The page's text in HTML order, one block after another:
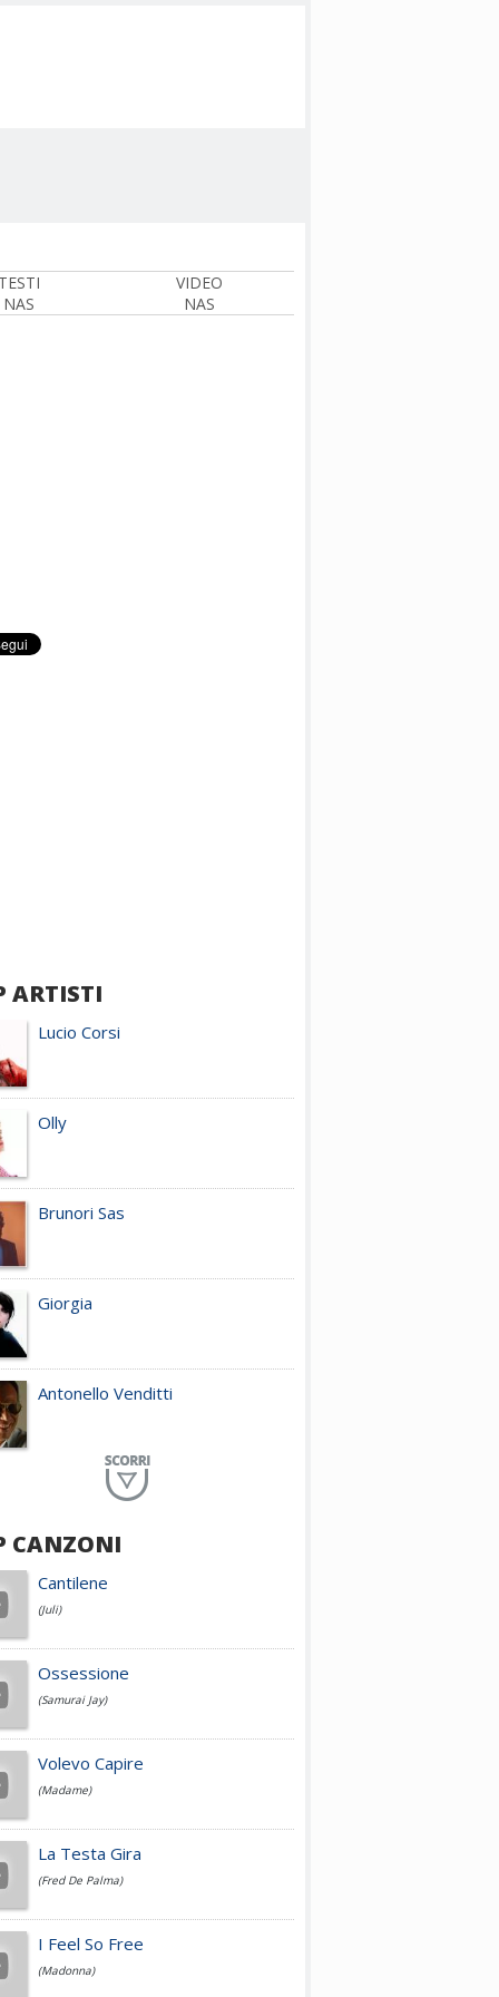
NAS
VIDEO
NAS
ARTISTI
Lucio Corsi
Olly
Brunori Sas
Giorgia
Antonello Venditti
Planet Funk
Achille Lauro
Cesare Cremonini
Jovanotti
Fedez
Simone Cristicchi
CANZONI
Cantilene
(Juli)
Ossessione
(Samurai Jay)
Volevo Capire
(Madame)
La Testa Gira
(Fred De Palma)
I Feel So Free
(Madonna)